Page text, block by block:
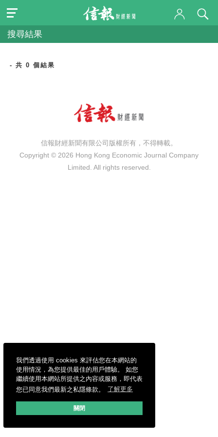
我們透過使用 cookies 來評估您在本網站的
使用情況，為您提供最佳的用戶體驗。 如您
繼續使用本網站所提供之內容或服務，即代表
您已同意我們最新之私隱條款。
了解更多
關閉
搜尋結果
- 共 0 個結果
信報財經新聞有限公司版權所有，不得轉載。
Copyright © 2026 Hong Kong Economic Journal Company
Limited. All rights reserved.